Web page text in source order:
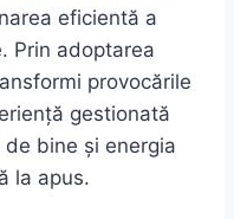
eficientă a
Prin adoptarea
provocările
gestionată
bine și energia
la apus.